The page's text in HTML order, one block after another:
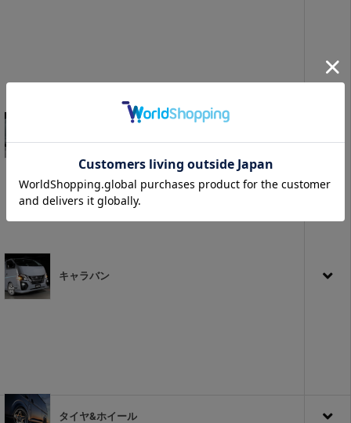
キャラバン
タイヤ&ホイール